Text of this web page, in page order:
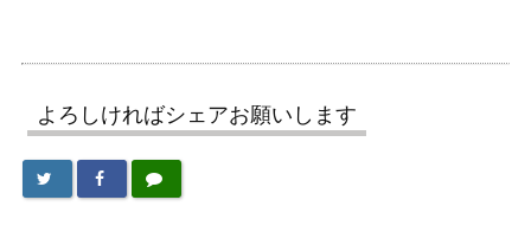
よろしければシェアお願いします